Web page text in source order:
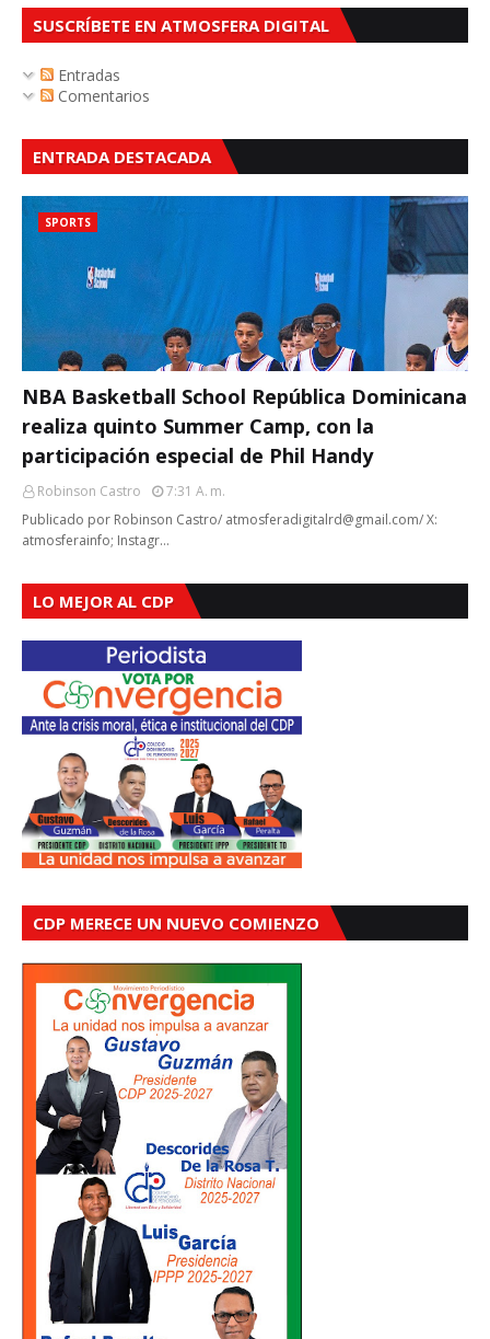
SUSCRÍBETE EN ATMOSFERA DIGITAL
Entradas
Comentarios
ENTRADA DESTACADA
SPORTS
NBA Basketball School República Dominicana
realiza quinto Summer Camp, con la
participación especial de Phil Handy
Robinson Castro
7:31 A. M.
Publicado por Robinson Castro/ atmosferadigitalrd@gmail.com/ X:
atmosferainfo; Instagr…
LO MEJOR AL CDP
CDP MERECE UN NUEVO COMIENZO